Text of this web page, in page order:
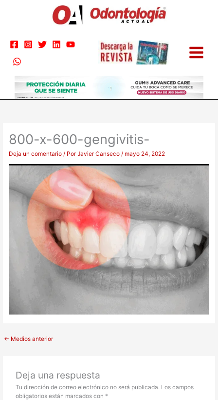
800-x-600-gengivitis-
Deja un comentario / PorJavier Canseco/ mayo 24, 2022
← Medios anterior
Deja una respuesta
Tu dirección de correo electrónico no será publicada. Los campos
obligatorios están marcados con *